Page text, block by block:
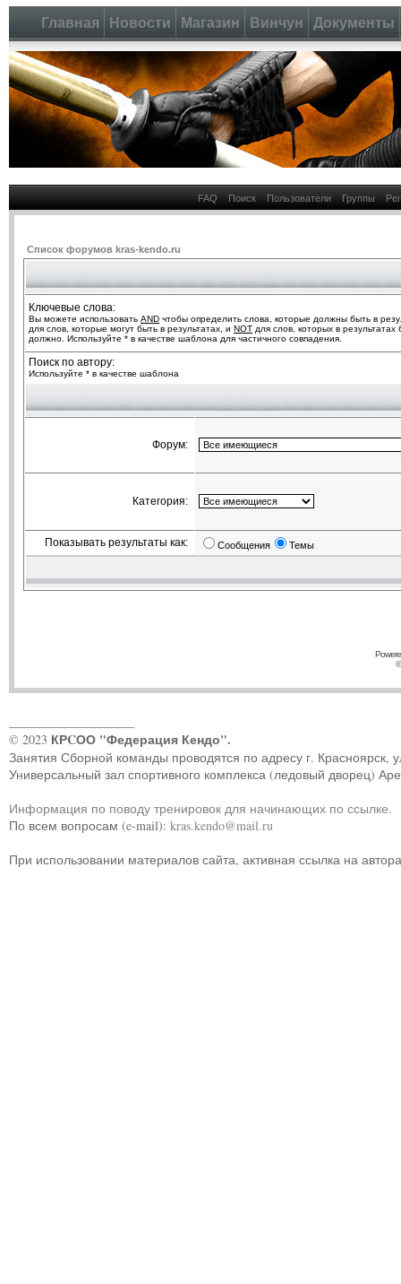
Главная Новости Магазин Винчун Документы
FAQ Поиск Пользователи Группы
Список форумов kras-kendo.ru
Ключевые слова:
Вы можете использовать AND чтобы определить слова, которые должны быть в
для слов, которые могут быть в результатах, и NOT для слов, которых в результатах
должно. Используйте * в качестве шаблона для частичного совпадения.
Поиск по автору:
Используйте * в качестве шаблона
Форум:
Категория:
Показывать результаты как: Сообщения Темы
© 2023 КРCОО "Федерация Кендо".
Занятия Сборной команды проводятся по адресу г. Красноярск,
Универсальный зал спортивного комплекса (ледовый дворец)
Информация по поводу тренировок для начинающих по ссылке.
По всем вопросам (e-mail): kras.kendo@mail.ru
При использовании материалов сайта, активная ссылка на